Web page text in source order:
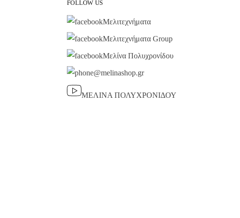
FOLLOW US
Μελιτεχνήματα
Μελιτεχνήματα Group
Μελίνα Πολυχρονίδου
@melinashop.gr
ΜΕΛΙΝΑ ΠΟΛΥΧΡΟΝΙΔΟΥ